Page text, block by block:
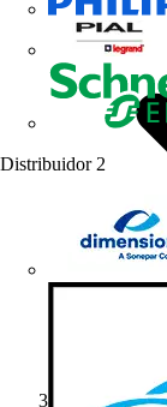
Distribuidor 2